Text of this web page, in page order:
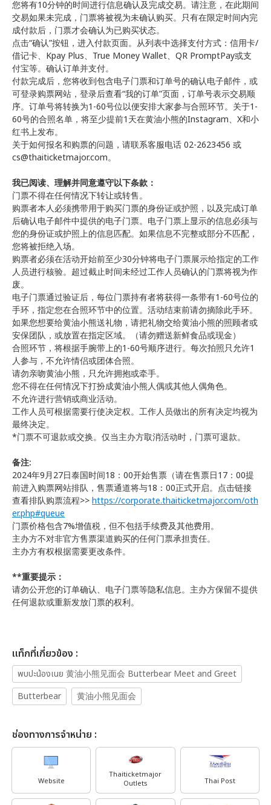
您将有10分钟的时间进行信息确认及完成交易。请注意，在此期间
交易如果未完成，门票将被视为未确认购买。只有在限定时间内完
成付款后，门票才会确认为已购买状态。
点击“确认”按钮，进入付款页面。从列表中选择支付方式：信用卡/
借记卡、Kpay Plus、True Money Wallet、QR PromptPay或支
付宝等。确认订单并支付。
付款完成后，您将收到包含电子门票和订单号的确认电子邮件，或
可登录购票网站，登录后查看“我的订单”页面，订单号表示交易顺
序。订单号将转换为1-60号位以便安排大家参与合照环节。关于1-
60号的合照名单，将至少提前1天在黄油小熊的Instagram、X和小
红书上发布。
关于如何报名和购票的问题，请联系客服电话 02-2623456 或
cs@thaiticketmajor.com。
我已阅读、理解并同意遵守以下条款：
门票不得在任何情况下转让或转售。
购票者本人必须携带用于购买门票的身份证或护照，以及完成订单
后确认电子邮件中提供的电子门票。电子门票上显示的信息必须与
您的身份证或护照上的信息匹配。如果信息不完整或部分不匹配，
您将被拒绝入场。
购票者必须在活动开始前至少30分钟将电子门票展示给指定的工作
人员进行核验。超过截止时间未经过工作人员确认的门票将视为作
废。
电子门票通过验证后，每位门票持有者将获得一条带有1-60号位的
手环，指定您在合照环节中的位置。活动结束前请勿摘除此手环。
如果您想要给黄油小熊送礼物，请把礼物交给黄油小熊的照顾者或
安保团队，或放置在指定区域。（请勿赠送新鲜食品或现金）
合照环节，将根据手腕带上的1-60号顺序进行。每次拍照只允许1
人参与，不允许情侣或团体合照。
请勿亲吻黄油小熊，只允许拥抱或牵手。
您不得在任何情况下打扮成黄油小熊人偶或其他人偶角色。
不允许进行营销或商业活动。
工作人员可根据需要行使决定权。工作人员做出的所有决定均视为
最终决定。
*门票不可退款或交换。仅当主办方取消活动时，门票可退款。
备注:
2024年9月27日泰国时间18：00开始售票（请在售票日17：00提
前进入购票网站排队，售票通道将与18：00正式开启。点击链接
查看排队购票流程>>https://corporate.thaiticketmajor.com/oth
er.php#queue
门票价格包含7%增值税，但不包括手续费及其他费用。
主办方不对非官方售票渠道购买的任何门票承担责任。
主办方有权根据需要更改条件。
**重要提示：
请勿公开您的订单确认、电子门票等隐私信息。主办方保留不提供
任何退款或重新发放门票的权利。
เเท็กที่เกี่ยวข้อง :
พบปะน้องเนย 黄油小熊见面会 Butterbear Meet and Greet
Butterbear
黄油小熊见面会
ช่องทางการจำหน่าย :
Website
Thaiticketmajor
Outlets
Thai Post